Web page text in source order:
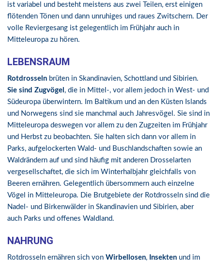
ist variabel und besteht meistens aus zwei Teilen, erst einigen
flötenden Tönen und dann unruhiges und raues Zwitschern. Der
volle Reviergesang ist gelegentlich im Frühjahr auch in
Mitteleuropa zu hören.
LEBENSRAUM
Rotdrosseln brüten in Skandinavien, Schottland und Sibirien.
Sie sind Zugvögel , die in Mittel-, vor allem jedoch in West- und
Südeuropa überwintern. Im Baltikum und an den Küsten Islands
und Norwegens sind sie manchmal auch Jahresvögel. Sie sind in
Mitteleuropa deswegen vor allem zu den Zugzeiten im Frühjahr
und Herbst zu beobachten. Sie halten sich dann vor allem in
Parks, aufgelockerten Wald- und Buschlandschaften sowie an
Waldrändern auf und sind häufig mit anderen Drosselarten
vergesellschaftet, die sich im Winterhalbjahr gleichfalls von
Beeren ernähren. Gelegentlich übersommern auch einzelne
Vögel in Mitteleuropa. Die Brutgebiete der Rotdrosseln sind die
Nadel- und Birkenwälder in Skandinavien und Sibirien, aber
auch Parks und offenes Waldland.
NAHRUNG
Rotdrosseln ernähren sich von Wirbellosen, Insekten und im